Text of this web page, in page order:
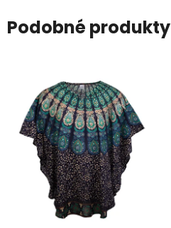
Podobné produkty